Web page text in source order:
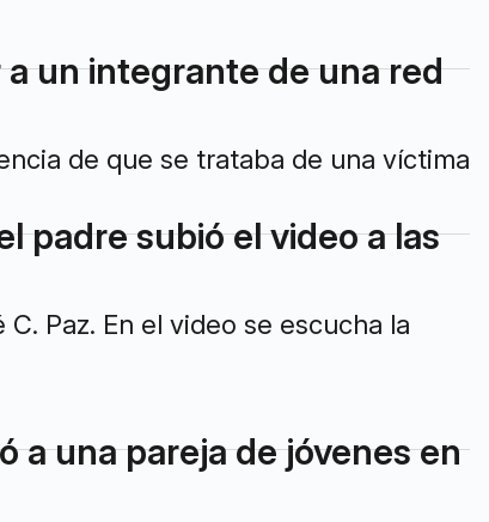
un integrante de una red
de que se trataba de una víctima
padre subió el video a las
Paz. En el video se escucha la
a una pareja de jóvenes en